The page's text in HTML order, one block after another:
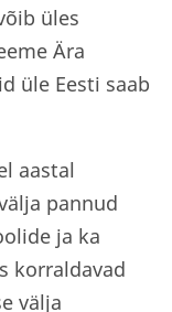
üles
Ära
üle Eesti saab
aastal
pannud
ja ka
korraldavad
välja